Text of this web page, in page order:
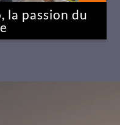
la passion du